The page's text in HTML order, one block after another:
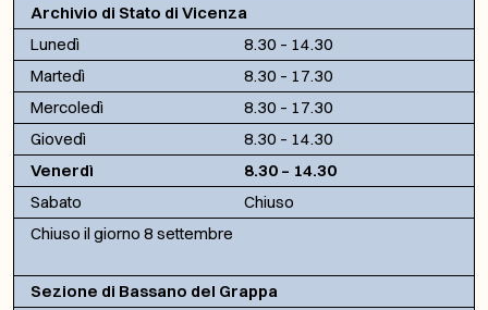
Archivio di Stato di Vicenza
Lunedì
8.30 – 14.30
Martedì
8.30 – 17.30
Mercoledì
8.30 – 17.30
Giovedì
8.30 – 14.30
Venerdì
8.30 – 14.30
Sabato
Chiuso
Chiuso il giorno 8 settembre
Sezione di Bassano del Grappa